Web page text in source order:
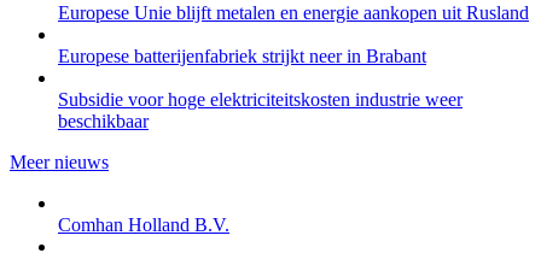
Europese Unie blijft metalen en energie aankopen uit Rusland
Europese batterijenfabriek strijkt neer in Brabant
Subsidie voor hoge elektriciteitskosten industrie weer
beschikbaar
Meer nieuws
Comhan Holland B.V.